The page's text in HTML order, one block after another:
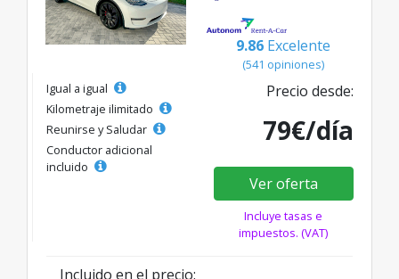
9.86 Excelente
(541 opiniones)
Igual a igual
Kilometraje ilimitado
Reunirse y Saludar
Conductor adicional
incluido
Precio desde:
79€/día
Ver oferta
Incluye tasas e
impuestos. (VAT)
Incluido en el precio: